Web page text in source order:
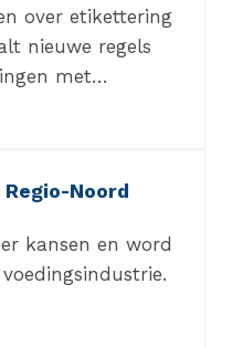
over etikettering
nieuwe regels
met…
Noord
kansen en word